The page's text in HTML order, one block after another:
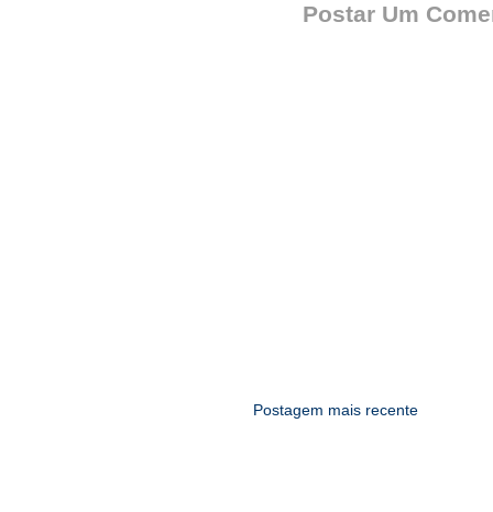
Postar Um
Postagem mais recente